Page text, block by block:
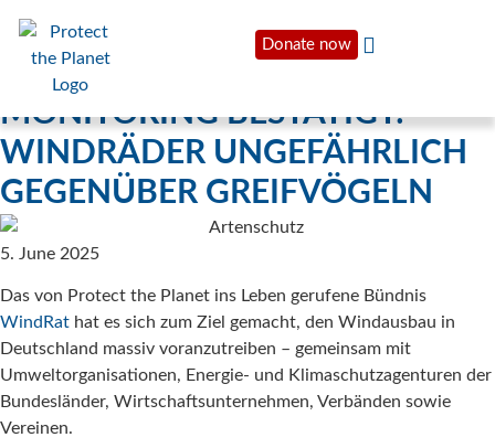
Donate now
MONITORING BESTÄTIGT:
WINDRÄDER UNGEFÄHRLICH
GEGENÜBER GREIFVÖGELN
5. June 2025
Das von Protect the Planet ins Leben gerufene Bündnis
WindRat hat es sich zum Ziel gemacht, den Windausbau in
Deutschland massiv voranzutreiben – gemeinsam mit
Umweltorganisationen, Energie- und Klimaschutzagenturen der
Bundesländer, Wirtschaftsunternehmen, Verbänden sowie
Vereinen.